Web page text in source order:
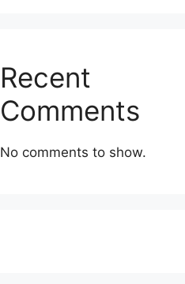
Recent
Comments
No comments to show.